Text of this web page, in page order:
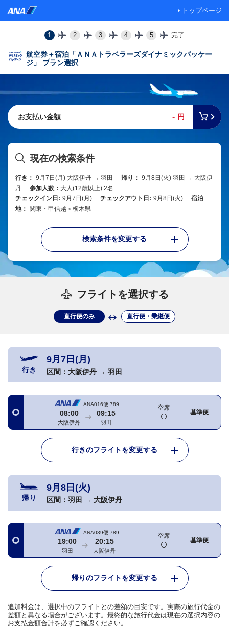
トップページ
1 2 3 4 5 完了
航空券＋宿泊「ＡＮＡトラベラーズダイナミックパッケー
ジ」 プラン選択
お支払い金額 - 円
現在の検索条件
行き： 9月7日(月) 大阪伊丹 → 羽田 帰り： 9月8日(火) 羽田 → 大阪伊
丹
参加人数： 大人(12歳以上) 2名
チェックイン日: 9月7日(月) チェックアウト日: 9月8日(火)
宿泊
地：
関東・甲信越＞栃木県
検索条件を変更する
フライトを選択する
直行便のみ 直行便・乗継便
行き
9月7日(月)
区間： 大阪伊丹 → 羽田
ANA016便 789
08:00
大阪伊丹
09:15
羽田
空席
基準便
行きのフライトを変更する
帰り
9月8日(火)
区間： 羽田 → 大阪伊丹
ANA039便 789
19:00
羽田
20:15
大阪伊丹
空席
基準便
帰りのフライトを変更する
追加料金は、選択中のフライトとの差額の目安です。実際の旅行代金の
差額と異なる場合がございます。最終的な旅行代金は現在の選択内容の
お支払金額合計を必ずご確認ください。